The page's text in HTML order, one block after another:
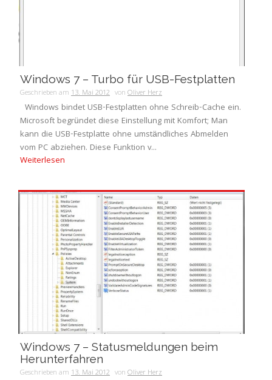
Windows 7 – Turbo für USB-Festplatten
Geschrieben am 13. Mai 2012 von Oliver Herz
Windows bindet USB-Festplatten ohne Schreib-Cache ein.
Microsoft begründet diese Einstellung mit Komfort; Man
kann die USB-Festplatte ohne umständliches Abmelden
vom PC abziehen. Diese Funktion v...
Weiterlesen
Windows 7 – Statusmeldungen beim
Herunterfahren
Geschrieben am 13. Mai 2012 von Oliver Herz